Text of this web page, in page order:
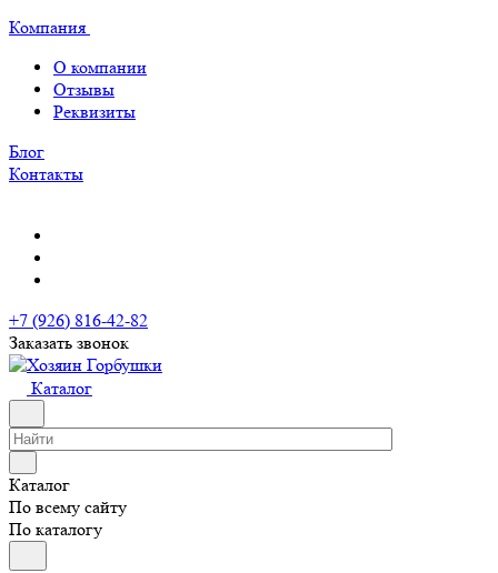
Компания
О компании
Отзывы
Реквизиты
Блог
Контакты
+7 (926) 816-42-82
Заказать звонок
Каталог
Каталог
По всему сайту
По каталогу